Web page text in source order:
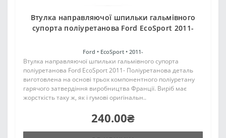
Втулка направляючої шпильки гальмівного
супорта поліуретанова Ford EcoSport 2011-
Ford • EcoSport • 2011-
Втулка направляючої шпильки гальмівного супорта
поліуретанова Ford EcoSport 2011- Поліуретанова деталь
виготовлена на основі трьох компонентного поліуретану
гарячого затвердіння виробництва Франції. Виріб має
жорсткість таку ж, як і гумові оригінальн..
240.00₴